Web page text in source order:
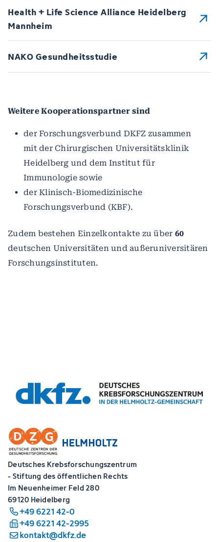
Health + Life Science Alliance Heidelberg
Mannheim
NAKO Gesundheitsstudie
Weitere Kooperationspartner sind
der Forschungsverbund DKFZ zusammen
mit der Chirurgischen Universitätsklinik
Heidelberg und dem Institut für
Immunologie sowie
der Klinisch-Biomedizinische
Forschungsverbund (KBF).
Zudem bestehen Einzelkontakte zu über 60
deutschen Universitäten und außeruniversitären
Forschungsinstituten.
Deutsches Krebsforschungszentrum
- Stiftung des öffentlichen Rechts
Im Neuenheimer Feld 280
69120 Heidelberg
+49 6221 42-0
+49 6221 42-2995
kontakt@dkfz.de